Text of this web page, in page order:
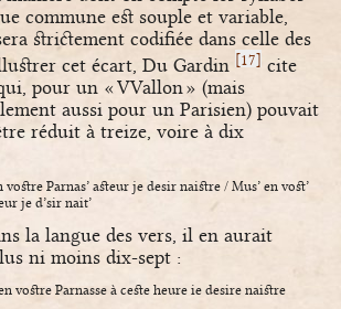
commune est souple et variable,
strictement codifiée dans celle des
cet écart, Du Gardin [17] cite
pour un « VVallon » (mais
aussi pour un Parisien) pouvait
réduit à treize, voire à dix
vostre Parnas’ asteur je desir naistre / Mus’ en vost’
je d’sir nait’
la langue des vers, il en aurait
ni moins dix-sept :
vostre Parnasse à ceste heure ie desire naistre